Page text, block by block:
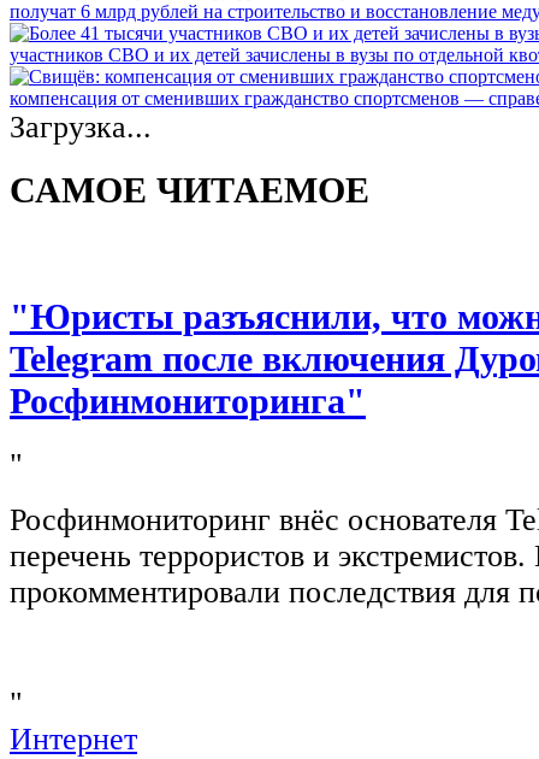
получат 6 млрд рублей на строительство и восстановление
участников СВО и их детей зачислены в вузы по отдельной
компенсация от сменивших гражданство спортсменов —
Загрузка...
САМОЕ ЧИТАЕМОЕ
"Юристы разъяснили, что
Telegram после включения
Росфинмониторинга"
"
Росфинмониторинг внёс основателя
перечень террористов и
прокомментировали последствия для
"
Интернет